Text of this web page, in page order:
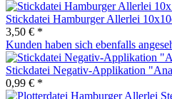
Stickdatei Hamburger Allerlei
3,50 € *
Kunden haben sich ebenfalls
Stickdatei Negativ-Applikation
0,99 € *